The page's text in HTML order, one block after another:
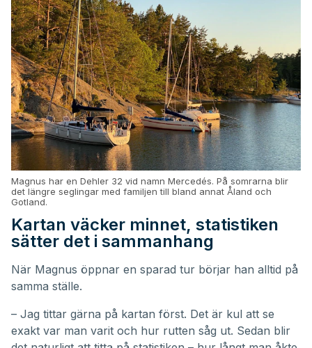
Magnus har en Dehler 32 vid namn Mercedés. På somrarna blir
det längre seglingar med familjen till bland annat Åland och
Gotland.
Kartan väcker minnet, statistiken
sätter det i sammanhang
När Magnus öppnar en sparad tur börjar han alltid på
samma ställe.
– Jag tittar gärna på kartan först. Det är kul att se
exakt var man varit och hur rutten såg ut. Sedan blir